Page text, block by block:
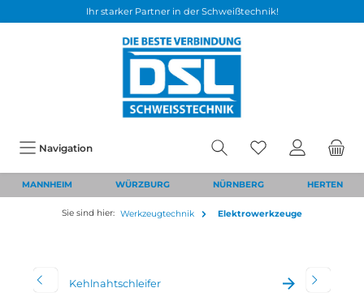
Ihr starker Partner in der Schweißtechnik!
Navigation
MANNHEIM WÜRZBURG NÜRNBERG HERTEN
Sie sind hier: Werkzeugtechnik Elektrowerkzeuge
Kehlnahtschleifer